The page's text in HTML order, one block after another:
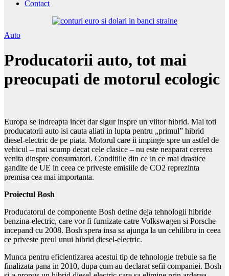
Contact
Auto
Producatorii auto, tot mai
preocupati de motorul ecologic
Europa se indreapta incet dar sigur inspre un viitor hibrid. Mai toti
producatorii auto isi cauta aliati in lupta pentru „primul” hibrid
diesel-electric de pe piata. Motorul care ii impinge spre un astfel de
vehicul – mai scump decat cele clasice – nu este neaparat cererea
venita dinspre consumatori. Conditiile din ce in ce mai drastice
gandite de UE in ceea ce priveste emisiile de CO2 reprezinta
premisa cea mai importanta.
Proiectul Bosh
Producatorul de componente Bosh detine deja tehnologii hibride
benzina-electric, care vor fi furnizate catre Volkswagen si Porsche
incepand cu 2008. Bosh spera insa sa ajunga la un cehilibru in ceea
ce priveste preul unui hibrid diesel-electric.
Munca pentru eficientizarea acestui tip de tehnologie trebuie sa fie
finalizata pana in 2010, dupa cum au declarat sefii companiei. Bosh